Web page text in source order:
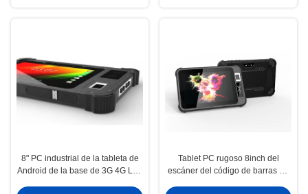
8" PC industrial de la tableta de
Android de la base de 3G 4G LTE
Tablet PC rugoso 8inch del
escáner del código de barras de